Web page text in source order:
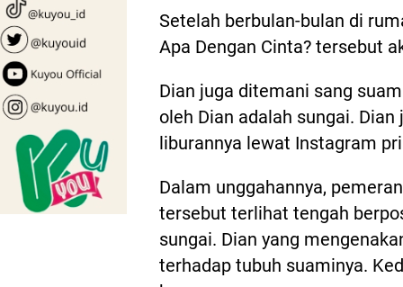
Setelah berbulan-bulan di
Apa Dengan Cinta? tersebut
Dian juga ditemani sang
oleh Dian adalah sungai.
liburannya lewat Instagram
Dalam unggahannya,
tersebut terlihat tengah
sungai. Dian yang
terhadap tubuh suaminya.